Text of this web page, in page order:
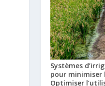
Systèmes
pour minimiser
Optimiser